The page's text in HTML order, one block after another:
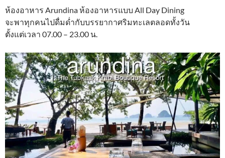
ห้องอาหาร Arundina ห้องอาหารแบบ All Day Dining
จะพาทุกคนไปดื่มด่ำกับบรรยากาศริมทะเลตลอดทั้งวัน
ตั้งแต่เวลา 07.00 – 23.00 น.